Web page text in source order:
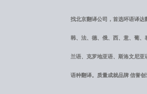
找北京翻译公司，首选环语译达
韩、法、德、俄、西、意、葡
兰语、克罗地亚语、斯洛文尼
语种翻译。质量成就品牌 信誉创